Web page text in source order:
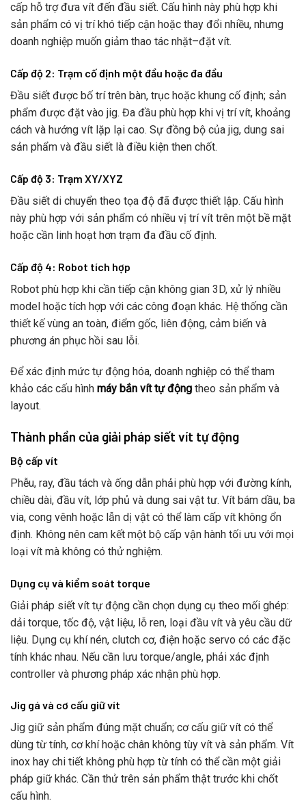
cấp hỗ trợ đưa vít đến đầu siết. Cấu hình này phù hợp khi
sản phẩm có vị trí khó tiếp cận hoặc thay đổi nhiều, nhưng
doanh nghiệp muốn giảm thao tác nhặt–đặt vít.
Cấp độ 2: Trạm cố định một đầu hoặc đa đầu
Đầu siết được bố trí trên bàn, trục hoặc khung cố định; sản
phẩm được đặt vào jig. Đa đầu phù hợp khi vị trí vít, khoảng
cách và hướng vít lặp lại cao. Sự đồng bộ của jig, dung sai
sản phẩm và đầu siết là điều kiện then chốt.
Cấp độ 3: Trạm XY/XYZ
Đầu siết di chuyển theo tọa độ đã được thiết lập. Cấu hình
này phù hợp với sản phẩm có nhiều vị trí vít trên một bề mặt
hoặc cần linh hoạt hơn trạm đa đầu cố định.
Cấp độ 4: Robot tích hợp
Robot phù hợp khi cần tiếp cận không gian 3D, xử lý nhiều
model hoặc tích hợp với các công đoạn khác. Hệ thống cần
thiết kế vùng an toàn, điểm gốc, liên động, cảm biến và
phương án phục hồi sau lỗi.
Để xác định mức tự động hóa, doanh nghiệp có thể tham
khảo các cấu hình máy bắn vít tự động theo sản phẩm và
layout.
Thành phần của giải pháp siết vít tự động
Bộ cấp vít
Phễu, ray, đầu tách và ống dẫn phải phù hợp với đường kính,
chiều dài, đầu vít, lớp phủ và dung sai vật tư. Vít bám dầu, ba
via, cong vênh hoặc lẫn dị vật có thể làm cấp vít không ổn
định. Không nên cam kết một bộ cấp vận hành tối ưu với mọi
loại vít mà không có thử nghiệm.
Dụng cụ và kiểm soát torque
Giải pháp siết vít tự động cần chọn dụng cụ theo mối ghép:
dải torque, tốc độ, vật liệu, lỗ ren, loại đầu vít và yêu cầu dữ
liệu. Dụng cụ khí nén, clutch cơ, điện hoặc servo có các đặc
tính khác nhau. Nếu cần lưu torque/angle, phải xác định
controller và phương pháp xác nhận phù hợp.
Jig gá và cơ cấu giữ vít
Jig giữ sản phẩm đúng mặt chuẩn; cơ cấu giữ vít có thể
dùng từ tính, cơ khí hoặc chân không tùy vít và sản phẩm. Vít
inox hay chi tiết không phù hợp từ tính có thể cần một giải
pháp giữ khác. Cần thử trên sản phẩm thật trước khi chốt
cấu hình.